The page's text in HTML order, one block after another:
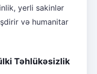
yerli sakinlər
və humanitar
Təhlükəsizlik